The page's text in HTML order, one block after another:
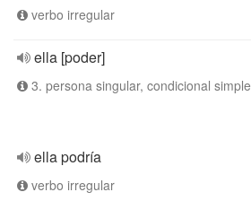
verbo irregular
ella [poder]
3. persona singular, condicional simple
ella podría
verbo irregular